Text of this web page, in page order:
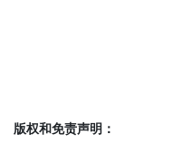
版权和免责声明：